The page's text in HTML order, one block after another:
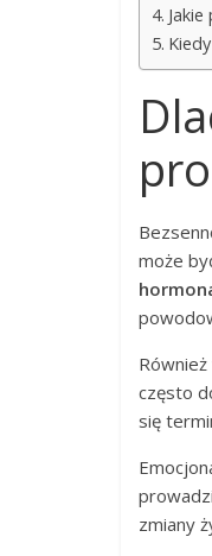
może
Również
często
się
zmiany